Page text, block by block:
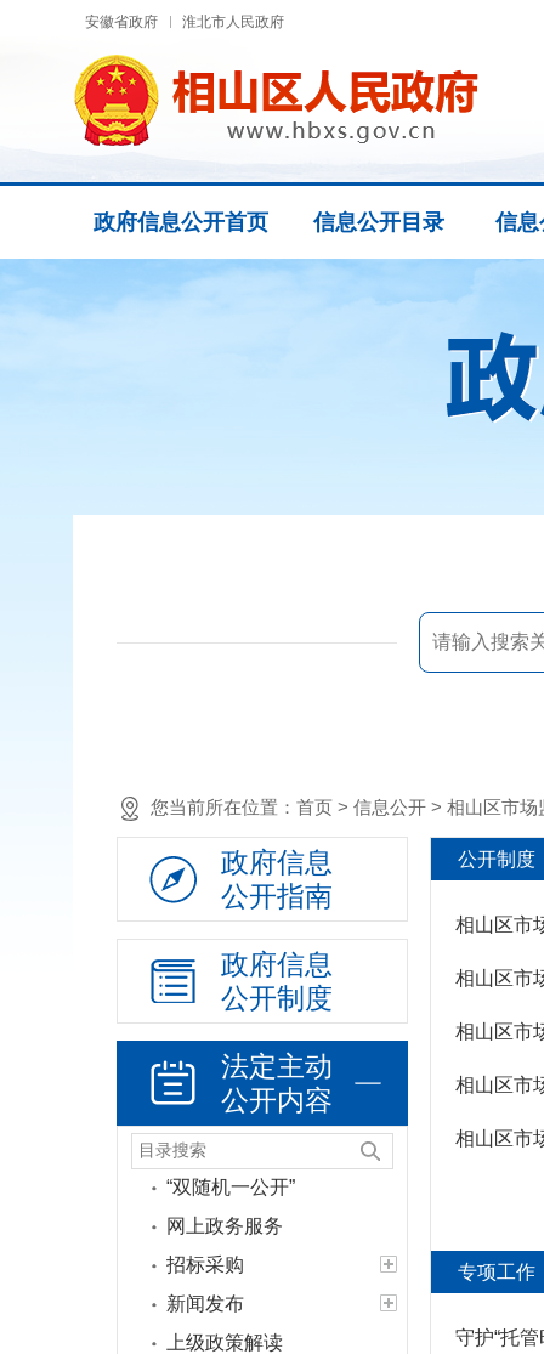
安徽省政府 淮北市人民政府
政府信息公开首页 信息公开目录 信息
您当前所在位置： 首页 > 信息公开 > 相山区市场
政府信息
公开指南
政府信息
公开制度
法定主动
公开内容
重大决策预公开
机构领导
机构设置
人事信息
财政资金
应急管理
乡村振兴（精准脱贫）
权责清单和动态调
整情况
公共服务和中介服务
行政权力运行
“双随机一公开”
网上政务服务
招标采购
新闻发布
上级政策解读
公开制度
相山区市
相山区市
相山区市
相山区市
相山区市
专项工作
守护“托